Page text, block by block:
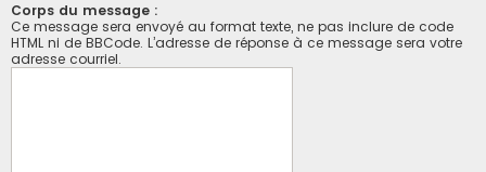
Corps du message :
Ce message sera envoyé au format texte, ne pas inclure de code
HTML ni de BBCode. L’adresse de réponse à ce message sera votre
adresse courriel.